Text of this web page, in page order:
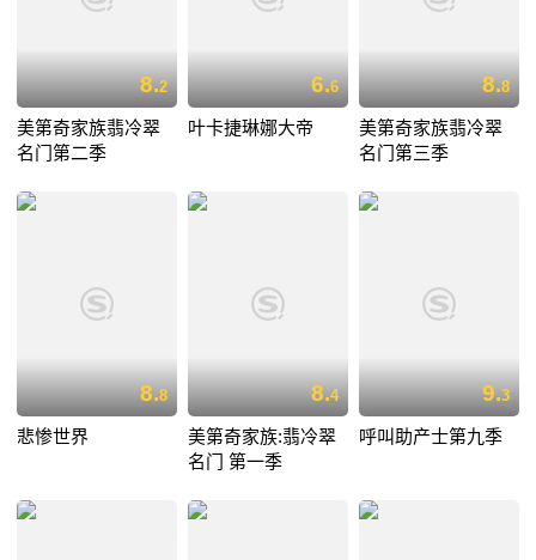
8.2
美第奇家族翡冷翠
名门第二季
6.6
叶卡捷琳娜大帝
8.8
美第奇家族翡冷翠
名门第三季
8.8
悲惨世界
8.4
美第奇家族:翡冷翠
名门 第一季
9.3
呼叫助产士第九季